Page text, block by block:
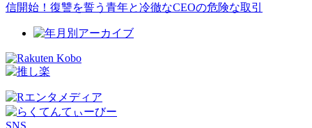
信開始！復讐を誓う青年と冷徹なCEOの危険な取引
SNS